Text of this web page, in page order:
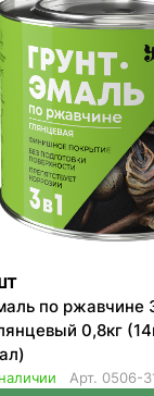
по ржавчине
0,8кг
Арт. 0506-